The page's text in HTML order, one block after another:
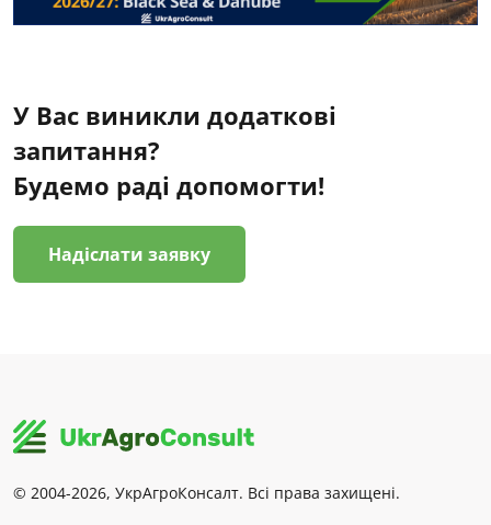
У Вас виникли додаткові
запитання?
Будемо раді допомогти!
Надіслати заявку
© 2004-2026, УкрАгроКонсалт. Всі права захищені.